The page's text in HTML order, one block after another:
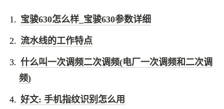
宝骏630怎么样_宝骏630参数详细
流水线的工作特点
什么叫一次调频二次调频(电厂一次调频和二次调
频)
好文: 手机指纹识别怎么用